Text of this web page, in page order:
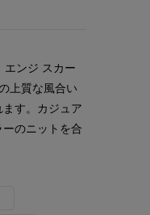
エンジ スカー
上質な風合い
す。カジュア
のニットを合